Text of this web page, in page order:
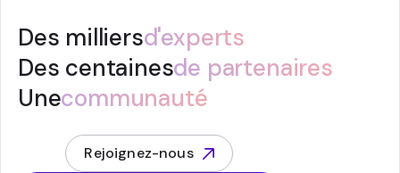
Des milliersd'experts
Des centainesde partenaires
Unecommunauté
Rejoignez-nous